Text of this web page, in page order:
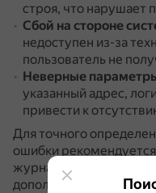
строя, что нарушает
Сбой на стороне
недоступен из-за
пользователь не
Неверные
указанный адрес,
привести к
Для точного
ошибки
журналы событий,
дополнительные